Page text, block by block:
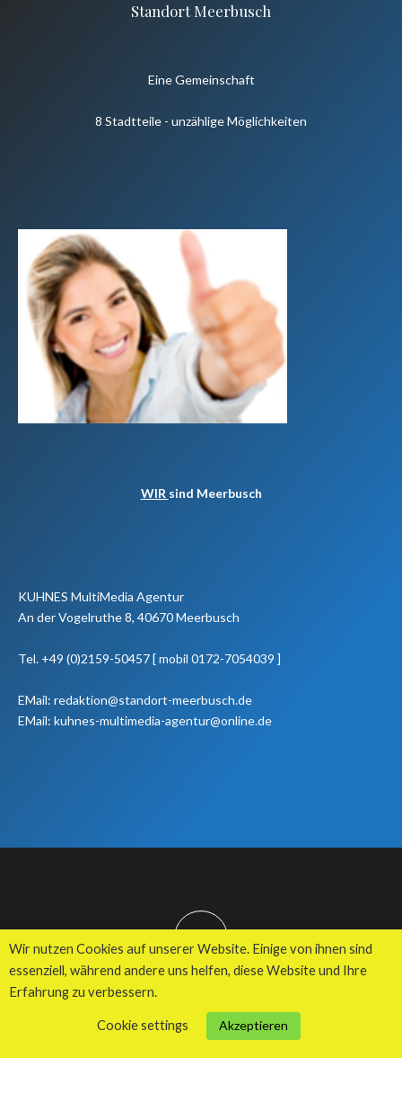
Standort Meerbusch
Eine Gemeinschaft
8 Stadtteile - unzählige Möglichkeiten
WIR sind Meerbusch
KUHNES MultiMedia Agentur
An der Vogelruthe 8, 40670 Meerbusch
Tel. +49 (0)2159-50457 [ mobil 0172-7054039 ]
EMail: redaktion@standort-meerbusch.de
EMail: kuhnes-multimedia-agentur@online.de
© 2026 Kuhnes MultiMedia Agentur
Wir nutzen Cookies auf unserer Website. Einige von ihnen sind
essenziell, während andere uns helfen, diese Website und Ihre
Erfahrung zu verbessern.
Cookie settings Akzeptieren